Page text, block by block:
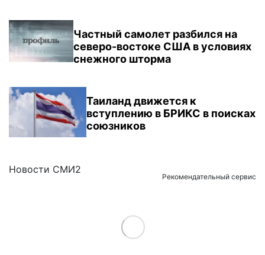
Частный самолет разбился на
северо-востоке США в условиях
снежного шторма
Таиланд движется к
вступлению в БРИКС в поисках
союзников
Новости СМИ2
Рекомендательный сервис
Load More